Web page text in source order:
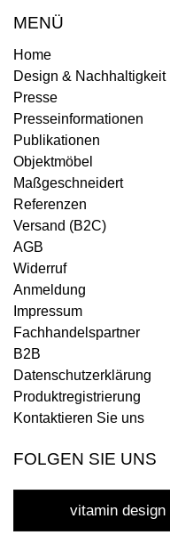
MENÜ
Home
Design & Nachhaltigkeit
Presse
Presseinformationen
Publikationen
Objektmöbel
Maßgeschneidert
Referenzen
Versand (B2C)
AGB
Widerruf
Anmeldung
Impressum
Fachhandelspartner
B2B
Datenschutzerklärung
Produktregistrierung
Kontaktieren Sie uns
FOLGEN SIE UNS
vitamin design